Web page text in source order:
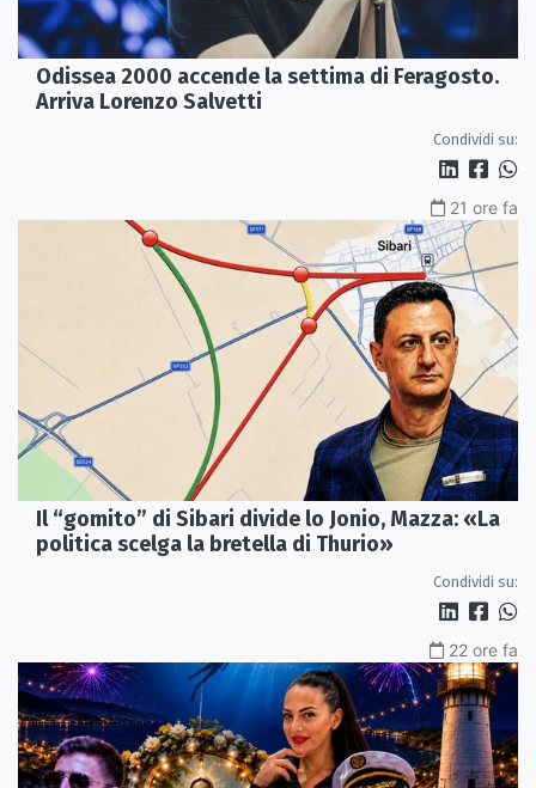
Odissea 2000 accende la settima di Feragosto.
Arriva Lorenzo Salvetti
Condividi su:
21 ore fa
Il “gomito” di Sibari divide lo Jonio, Mazza: «La
politica scelga la bretella di Thurio»
Condividi su:
22 ore fa